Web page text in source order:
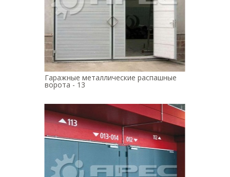
Гаражные металлические распашные
ворота - 13